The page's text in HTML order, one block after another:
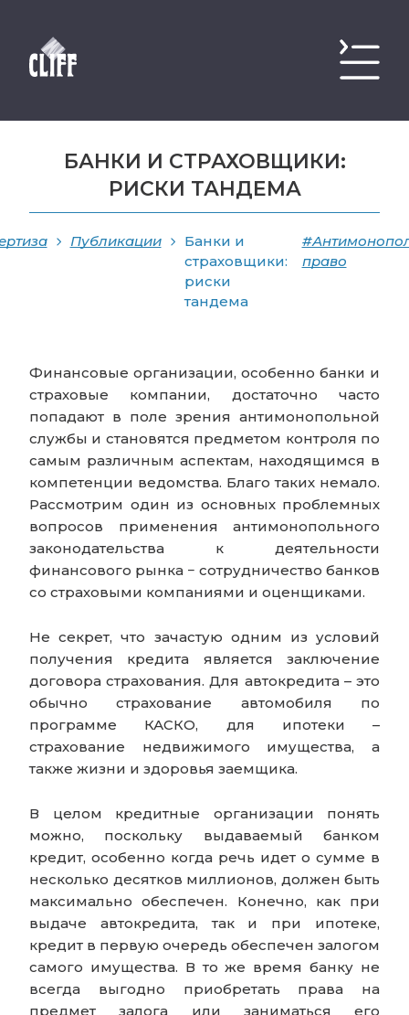
БАНКИ И СТРАХОВЩИКИ:
РИСКИ ТАНДЕМА
Публикации
Банки и
страховщики:
риски
тандема
право
Финансовые организации, особенно банки и
страховые компании, достаточно часто
попадают в поле зрения антимонопольной
службы и становятся предметом контроля по
самым различным аспектам, находящимся в
компетенции ведомства. Благо таких немало.
Рассмотрим один из основных проблемных
вопросов применения антимонопольного
законодательства к деятельности
финансового рынка − сотрудничество банков
со страховыми компаниями и оценщиками.
Не секрет, что зачастую одним из условий
получения кредита является заключение
договора страхования. Для автокредита – это
обычно страхование автомобиля по
программе КАСКО, для ипотеки –
страхование недвижимого имущества, а
также жизни и здоровья заемщика.
В целом кредитные организации понять
можно, поскольку выдаваемый банком
кредит, особенно когда речь идет о сумме в
несколько десятков миллионов, должен быть
максимально обеспечен. Конечно, как при
выдаче автокредита, так и при ипотеке,
кредит в первую очередь обеспечен залогом
самого имущества. В то же время банку не
всегда выгодно приобретать права на
предмет залога или заниматься его